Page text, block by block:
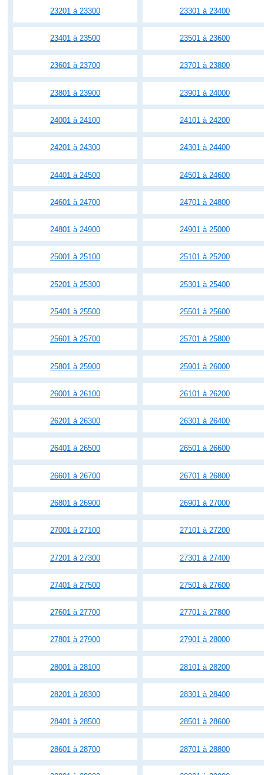
23201 à 23300 23301 à 23400
23401 à 23500 23501 à 23600
23601 à 23700 23701 à 23800
23801 à 23900 23901 à 24000
24001 à 24100 24101 à 24200
24201 à 24300 24301 à 24400
24401 à 24500 24501 à 24600
24601 à 24700 24701 à 24800
24801 à 24900 24901 à 25000
25001 à 25100 25101 à 25200
25201 à 25300 25301 à 25400
25401 à 25500 25501 à 25600
25601 à 25700 25701 à 25800
25801 à 25900 25901 à 26000
26001 à 26100 26101 à 26200
26201 à 26300 26301 à 26400
26401 à 26500 26501 à 26600
26601 à 26700 26701 à 26800
26801 à 26900 26901 à 27000
27001 à 27100 27101 à 27200
27201 à 27300 27301 à 27400
27401 à 27500 27501 à 27600
27601 à 27700 27701 à 27800
27801 à 27900 27901 à 28000
28001 à 28100 28101 à 28200
28201 à 28300 28301 à 28400
28401 à 28500 28501 à 28600
28601 à 28700 28701 à 28800